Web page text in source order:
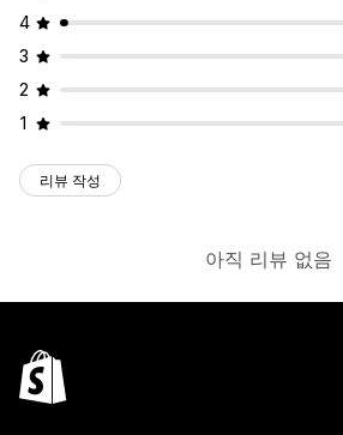
4
3
2
1
리뷰 작성
아직 리뷰 없음